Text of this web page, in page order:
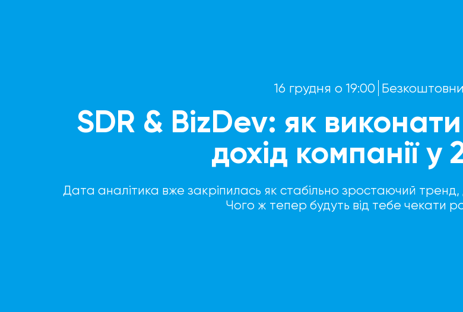
16 грудня о 19:00
SDR & BizDev: як
дохід компанії у
Дата аналітика вже закріпилась як стабільно зростаючий
Чого ж тепер будуть від тебе чекати